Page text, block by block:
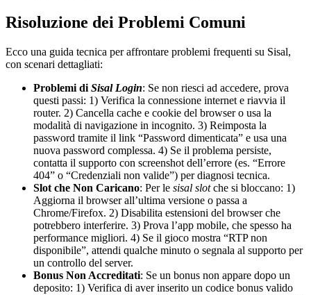
Risoluzione dei Problemi Comuni
Ecco una guida tecnica per affrontare problemi frequenti su Sisal,
con scenari dettagliati:
Problemi di Sisal Login: Se non riesci ad accedere, prova
questi passi: 1) Verifica la connessione internet e riavvia il
router. 2) Cancella cache e cookie del browser o usa la
modalità di navigazione in incognito. 3) Reimposta la
password tramite il link “Password dimenticata” e usa una
nuova password complessa. 4) Se il problema persiste,
contatta il supporto con screenshot dell’errore (es. “Errore
404” o “Credenziali non valide”) per diagnosi tecnica.
Slot che Non Caricano: Per le sisal slotche si bloccano: 1)
Aggiorna il browser all’ultima versione o passa a
Chrome/Firefox. 2) Disabilita estensioni del browser che
potrebbero interferire. 3) Prova l’app mobile, che spesso ha
performance migliori. 4) Se il gioco mostra “RTP non
disponibile”, attendi qualche minuto o segnala al supporto per
un controllo del server.
Bonus Non Accreditati: Se un bonus non appare dopo un
deposito: 1) Verifica di aver inserito un codice bonus valido